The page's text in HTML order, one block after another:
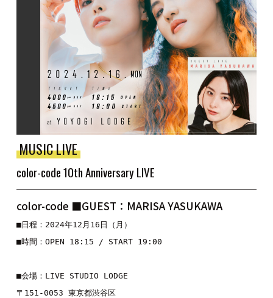
MUSIC LIVE
color-code 10th Anniversary LIVE
color-code ■GUEST：MARISA YASUKAWA
■日程：2024年12月16日（月）
■時間：OPEN 18:15 / START 19:00
■会場：LIVE STUDIO LODGE
〒151-0053 東京都渋谷区